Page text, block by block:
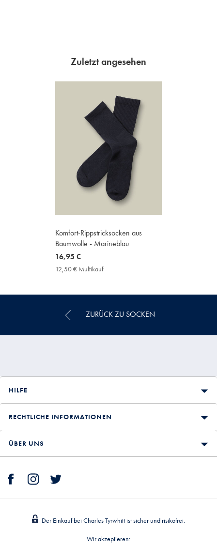
Zuletzt angesehen
Komfort-Rippstricksocken aus
Baumwolle - Marineblau
now
16,95
16,95 €
12,50 € Multikauf12,50
Price
ZURÜCK ZU SOCKEN
HILFE
RECHTLICHE INFORMATIONEN
ÜBER UNS
Der Einkauf bei Charles Tyrwhitt ist sicher und risikofrei.
Wir akzeptieren: